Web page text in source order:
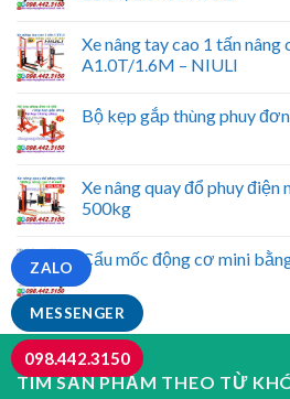
Xe nâng tay cao 1 tấn nâng
A1.0T/1.6M – NIULI
Bộ kẹp gắp thùng phuy
Xe nâng quay đổ phuy
500kg
Cẩu mốc động cơ mini
TÌM SẢN PHẨM THEO TỪ
MESSENGER
ZALO
098.442.3150